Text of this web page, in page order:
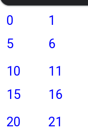
0 1
5
6
10
11
15
16
20
21